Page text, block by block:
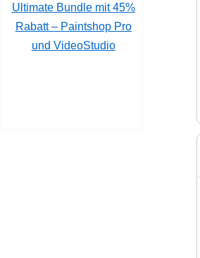
Ultimate Bundle mit 45%
Rabatt – Paintshop Pro
und VideoStudio